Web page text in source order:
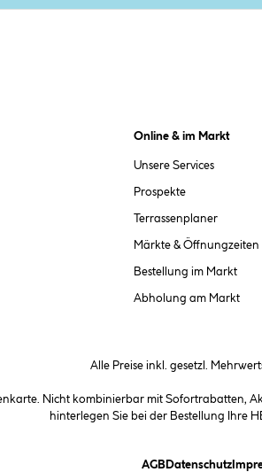
Online & im Markt
Unsere Services
Prospekte
Terrassenplaner
Märkte & Öffnungzeiten
Bestellung im Markt
Abholung am Markt
Alle Preise inkl. gesetzl.
Nicht kombinierbar mit Sofortrabatten,
hinterlegen Sie bei der Bestellung Ihre
AGB(öffnet ein
Datenschutz